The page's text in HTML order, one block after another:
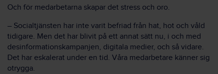
Och för medarbetarna skapar det stress och oro.
– Socialtjänsten har inte varit befriad från hat, hot och våld
tidigare. Men det har blivit på ett annat sätt nu, i och med
desinformationskampanjen, digitala medier, och så vidare.
Det har eskalerat under en tid. Våra medarbetare känner sig
otrygga.